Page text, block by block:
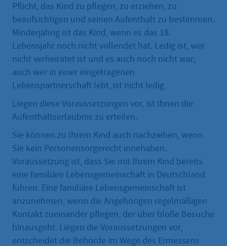
Pflicht, das Kind zu pflegen, zu erziehen, zu
beaufsichtigen und seinen Aufenthalt zu bestimmen.
Minderjährig ist das Kind, wenn es das 18.
Lebensjahr noch nicht vollendet hat. Ledig ist, wer
nicht verheiratet ist und es auch noch nicht war;
auch wer in einer eingetragenen
Lebenspartnerschaft lebt, ist nicht ledig
Liegen diese Voraussetzungen vor, ist Ihnen die
Aufenthaltserlaubnis zu erteilen.
Sie können zu Ihrem Kind auch nachziehen, wenn
Sie kein Personensorgerecht innehaben.
Voraussetzung ist, dass Sie mit Ihrem Kind bereits
eine familiäre Lebensgemeinschaft in Deutschland
führen. Eine familiäre Lebensgemeinschaft ist
anzunehmen, wenn die Angehörigen regelmäßigen
Kontakt zueinander pflegen, der über bloße Besuche
hinausgeht. Liegen die Voraussetzungen vor,
entscheidet die Behörde im Wege des Ermessens